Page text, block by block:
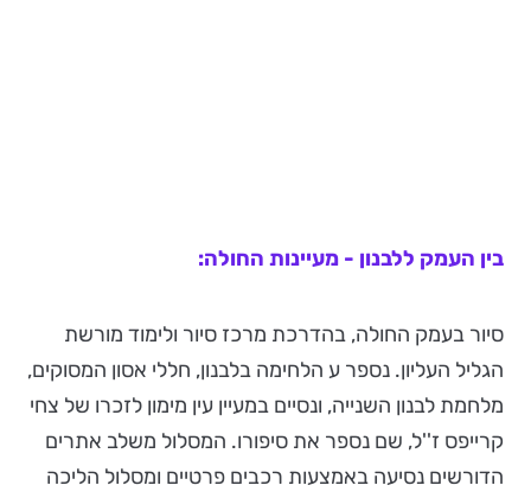
בין העמק ללבנון - מעיינות החולה:
סיור בעמק החולה, בהדרכת מרכז סיור ולימוד מורשת
הגליל העליון. נספר ע הלחימה בלבנון, חללי אסון המסוקים,
מלחמת לבנון השנייה, ונסיים במעיין עין מימון לזכרו של צחי
קרייפס ז''ל, שם נספר את סיפורו. המסלול משלב אתרים
הדורשים נסיעה באמצעות רכבים פרטיים ומסלול הליכה